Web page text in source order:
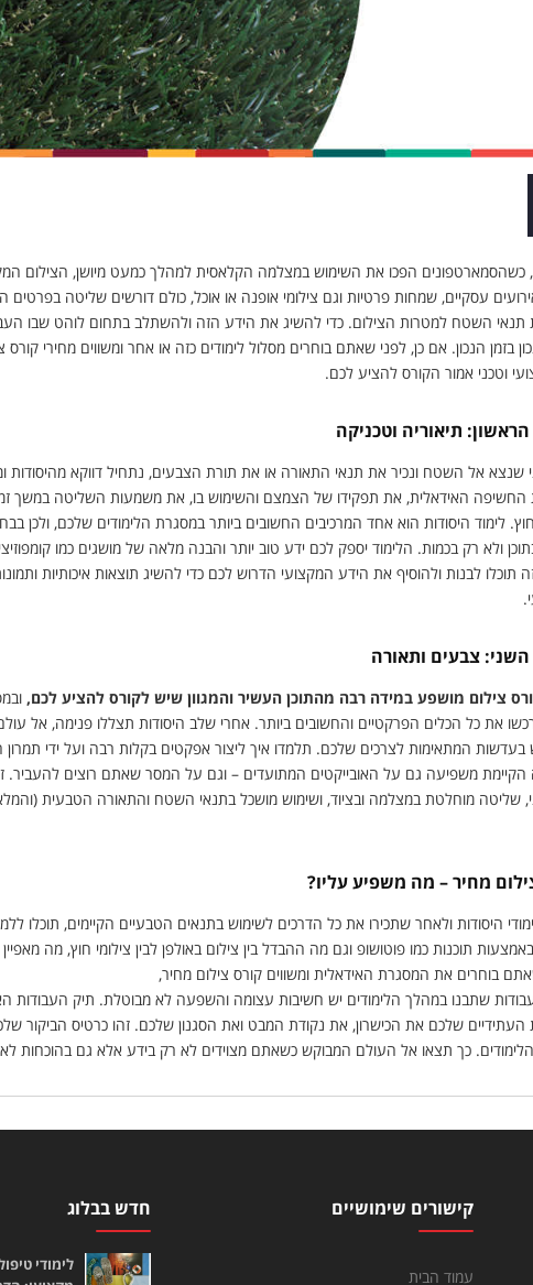
כשהסמארטפונים הפכו את השימוש במצלמה הקלאסית למהלך כמעט מיושן, הצילום
עסקיים, שמחות פרטיות וגם צילומי אופנה או אוכל, כולם דורשים שליטה
תנאי השטח למטרות הצילום. כדי להשיג את הידע הזה ולהשתלב בתחום לוהט שבו
בזמן הנכון. אם כן, לפני שאתם בוחרים מסלול לימודים כזה או אחר ומשווים מחירי קורס
וטכני אמור הקורס להציע לכם.
תיאוריה וטכניקה
שנצא אל השטח ונכיר את תנאי התאורה או את תורת הצבעים, נתחיל דווקא מהיסודות
החשיפה האידאלית, את תפקידו של הצמצם והשימוש בו, את משמעות השליטה במשך זמן
לימוד היסודות הוא אחד המרכיבים החשובים ביותר במסגרת הלימודים שלכם, ולכן
ולא רק בכמות. הלימוד יספק לכם ידע טוב יותר והבנה מלאה של מושגים כמו
תוכלו לבנות ולהוסיף את הידע המקצועי הדרוש לכם כדי להשיג תוצאות איכותיות
צבעים ותאורה
צילום מושפע במידה רבה מהתוכן העשיר והמגוון שיש לקורס להציע לכם,
את כל הכלים הפרקטיים והחשובים ביותר. אחרי שלב היסודות תצללו פנימה, אל עולם
בעדשות המתאימות לצרכים שלכם. תלמדו איך ליצור אפקטים בקלות רבה ועל ידי תמרון
משפיעה גם על האובייקטים המתועדים – וגם על המסר שאתם רוצים להעביר. זהו
שליטה מוחלטת במצלמה ובציוד, ושימוש מושכל בתנאי השטח והתאורה הטבעית
מחיר – מה משפיע עליו?
היסודות ולאחר שתכירו את כל הדרכים לשימוש בתנאים הטבעיים הקיימים, תוכלו
תוכנות כמו פוטושופ וגם מה ההבדל בין צילום באולפן לבין צילומי חוץ, מה
בוחרים את המסגרת האידאלית ומשווים קורס צילום מחיר,
שתבנו במהלך הלימודים יש חשיבות עצומה והשפעה לא מבוטלת. תיק העבודות
העתידיים שלכם את הכישרון, את נקודת המבט ואת הסגנון שלכם. זהו כרטיס הביקור
כך תצאו אל העולם המבוקש כשאתם מצוידים לא רק בידע אלא גם בהוכחות
קישורים שימושיים
עמוד הבית
חדש בבלוג
לימודי